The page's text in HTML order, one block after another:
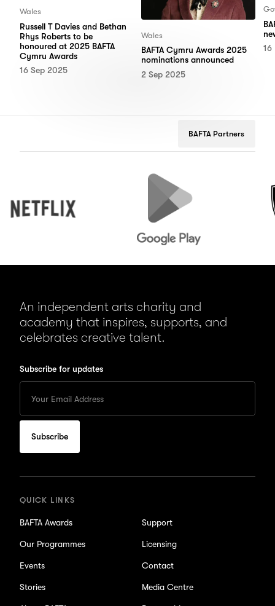
Wales
Russell T Davies and Bethan
Rhys Roberts to be
honoured at 2025 BAFTA
Cymru Awards
16 Sep 2025
Wales
BAFTA Cymru Awards 2025
nominations announced
2 Sep 2025
16
BAFTA Partners
Google
An independent arts charity and
academy that inspires, supports, and
celebrates creative talent.
Subscribe for updates
your
Email
to
subscribe
for
QUICK LINKS
BAFTA Awards
Our Programmes
Events
Stories
Support
Licensing
Contact
Media Centre